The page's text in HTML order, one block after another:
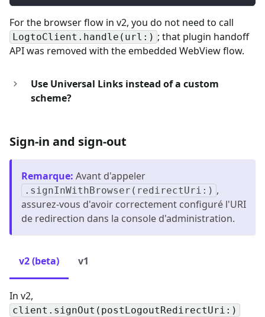
For the browser flow in v2, you do not need to call
LogtoClient.handle(url:) ; that plugin handoff
API was removed with the embedded WebView flow.
Use Universal Links instead of a custom
scheme?
Sign-in and sign-out
Remarque: Avant d'appeler
.signInWithBrowser(redirectUri:) ,
assurez-vous d'avoir correctement configuré l'URI
de redirection dans la console d'administration.
v2 (beta) v1
In v2,
client.signOut(postLogoutRedirectUri:)